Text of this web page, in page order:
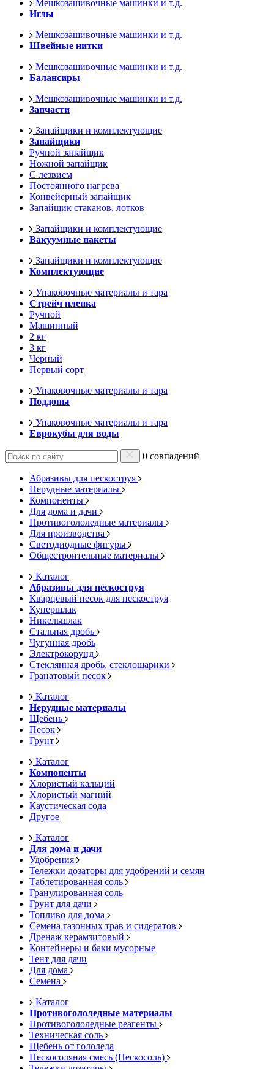
Мешкозашивочные машинки и т.д.
Иглы
Мешкозашивочные машинки и т.д.
Швейные нитки
Мешкозашивочные машинки и т.д.
Балансиры
Мешкозашивочные машинки и т.д.
Запчасти
Запайщики и комплектующие
Запайщики
Ручной запайщик
Ножной запайщик
С лезвием
Постоянного нагрева
Конвейерный запайщик
Запайщик стаканов, лотков
Запайщики и комплектующие
Вакуумные пакеты
Запайщики и комплектующие
Комплектующие
Упаковочные материалы и тара
Стрейч пленка
Ручной
Машинный
2 кг
3 кг
Черный
Первый сорт
Упаковочные материалы и тара
Поддоны
Упаковочные материалы и тара
Еврокубы для воды
0 совпадений
Абразивы для пескоструя
Нерудные материалы
Компоненты
Для дома и дачи
Противогололедные материалы
Для производства
Светодиодные фигуры
Общестроительные материалы
Каталог
Абразивы для пескоструя
Кварцевый песок для пескоструя
Купершлак
Никельшлак
Стальная дробь
Чугунная дробь
Электрокорунд
Стеклянная дробь, стеклошарики
Гранатовый песок
Каталог
Нерудные материалы
Щебень
Песок
Грунт
Каталог
Компоненты
Хлористый кальций
Хлористый магний
Каустическая сода
Другое
Каталог
Для дома и дачи
Удобрения
Тележки дозаторы для удобрений и семян
Таблетированная соль
Гранулированная соль
Грунт для дачи
Топливо для дома
Семена газонных трав и сидератов
Дренаж керамзитовый
Контейнеры и баки мусорные
Тент для дачи
Для дома
Семена
Каталог
Противогололедные материалы
Противогололедные реагенты
Техническая соль
Щебень от гололеда
Пескосоляная смесь (Пескосоль)